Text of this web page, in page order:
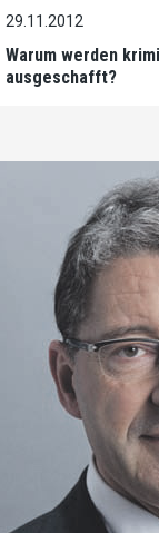
29.11.2012
Warum werden
ausgeschafft?